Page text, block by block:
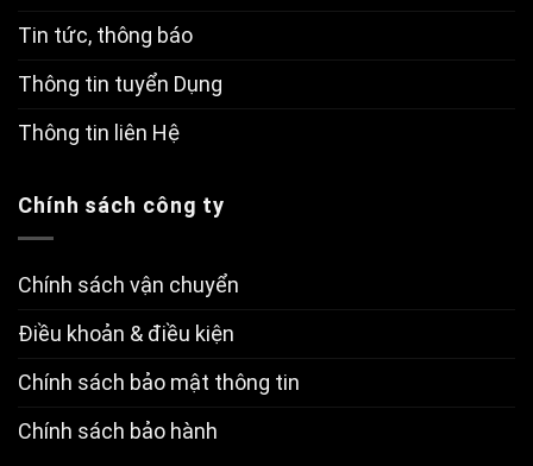
Tin tức, thông báo
Thông tin tuyển Dụng
Thông tin liên Hệ
Chính sách công ty
Chính sách vận chuyển
Điều khoản & điều kiện
Chính sách bảo mật thông tin
Chính sách bảo hành